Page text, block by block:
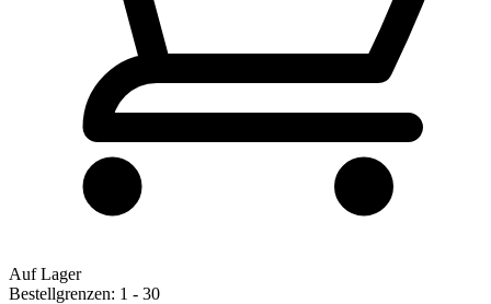
Auf Lager
Bestellgrenzen: 1 - 30